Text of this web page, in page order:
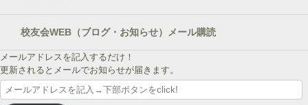
校友会WEB（ブログ・お知らせ）メール購読
メールアドレスを記入するだけ！
更新されるとメールでお知らせが届きます。
ー